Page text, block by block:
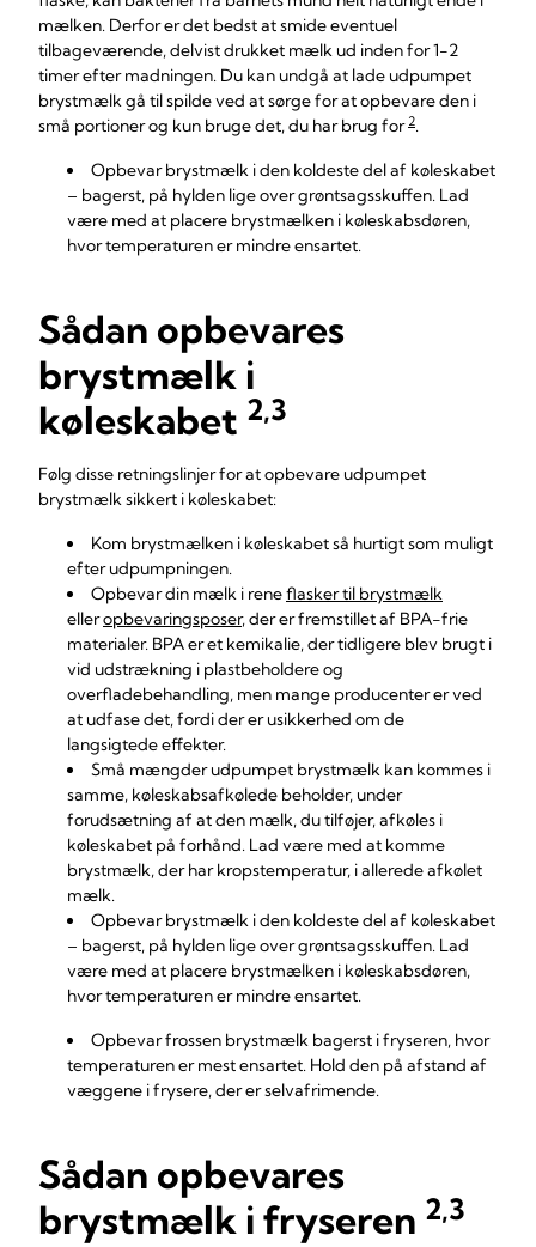
mælken. Derfor er det bedst at smide eventuel
tilbageværende, delvist drukket mælk ud inden for 1-2
timer efter madningen. Du kan undgå at lade udpumpet
brystmælk gå til spilde ved at sørge for at opbevare den i
små portioner og kun bruge det, du har brug for 2.
Opbevar brystmælk i den koldeste del af køleskabet
– bagerst, på hylden lige over grøntsagsskuffen. Lad
være med at placere brystmælken i køleskabsdøren,
hvor temperaturen er mindre ensartet.
Sådan opbevares
brystmælk i
køleskabet 2,3
Følg disse retningslinjer for at opbevare udpumpet
brystmælk sikkert i køleskabet:
Kom brystmælken i køleskabet så hurtigt som muligt
efter udpumpningen.
Opbevar din mælk i reneflasker til brystmælk
elleropbevaringsposer, der er fremstillet af BPA-frie
materialer. BPA er et kemikalie, der tidligere blev brugt i
vid udstrækning i plastbeholdere og
overfladebehandling, men mange producenter er ved
at udfase det, fordi der er usikkerhed om de
langsigtede effekter.
Små mængder udpumpet brystmælk kan kommes i
samme, køleskabsafkølede beholder, under
forudsætning af at den mælk, du tilføjer, afkøles i
køleskabet på forhånd. Lad være med at komme
brystmælk, der har kropstemperatur, i allerede afkølet
mælk.
Opbevar brystmælk i den koldeste del af køleskabet
– bagerst, på hylden lige over grøntsagsskuffen. Lad
være med at placere brystmælken i køleskabsdøren,
hvor temperaturen er mindre ensartet.
Opbevar frossen brystmælk bagerst i fryseren, hvor
temperaturen er mest ensartet. Hold den på afstand af
væggene i frysere, der er selvafrimende.
Sådan opbevares
brystmælk i fryseren 2,3